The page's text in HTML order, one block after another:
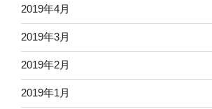
2019年4月
2019年3月
2019年2月
2019年1月